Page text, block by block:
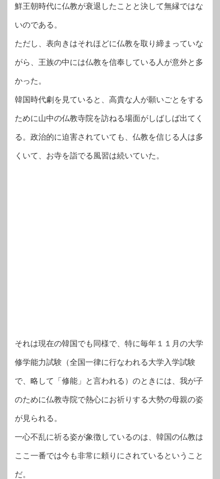
鮮王朝時代に仏教が衰退したことと決して無縁ではな
いのである。
ただし、表向きはそれほどに仏教を取り締まっていな
がら、王族の中には仏教を信奉している人が意外と多
かった。
韓国時代劇を見ていると、高貴な人が願いごとをする
ために山中の仏教寺院を訪ねる場面がしばしば出てく
る。政治的に迫害されていても、仏教を信じる人は多
くいて、お寺を詣でる風習は続いていた。
それは現在の韓国でも同様で、特に毎年１１月の大学
修学能力試験（全国一律に行なわれる大学入学試験
で、略して「修能」と言われる）のときには、我が子
のために仏教寺院で熱心にお祈りする大勢の母親の姿
が見られる。
一心不乱に祈る姿が象徴しているのは、韓国の仏教は
ここ一番では今も非常に頼りにされているということ
だ。